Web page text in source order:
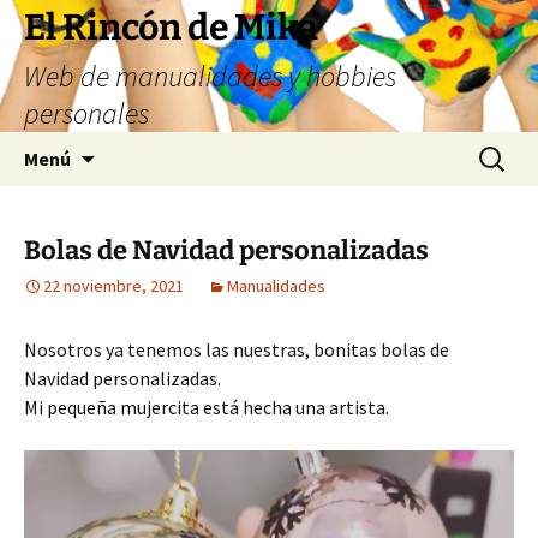
Saltar
contenido
El Rincón de Mika
Web de manualidades y hobbies
personales
Menú Buscar:
Bolas de Navidad personalizadas
22 noviembre, 2021 Manualidades
Nosotros ya tenemos las nuestras, bonitas bolas de
Navidad personalizadas.
Mi pequeña mujercita está hecha una artista.